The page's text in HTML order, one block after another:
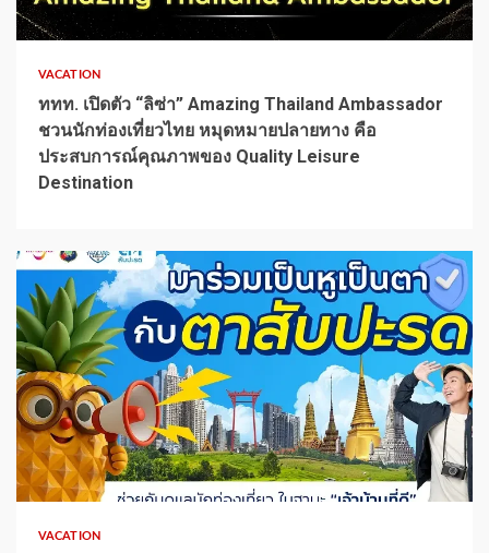
1 min read
VACATION
ททท. เปิดตัว “ลิซ่า” Amazing Thailand Ambassador
ชวนนักท่องเที่ยวไทย หมุดหมายปลายทาง คือ
ประสบการณ์คุณภาพของ Quality Leisure
Destination
1 min read
VACATION